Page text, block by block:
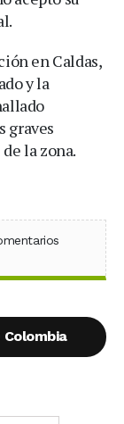
en Caldas,
y la
graves
la zona.
X (Twitter)
en WhatsApp